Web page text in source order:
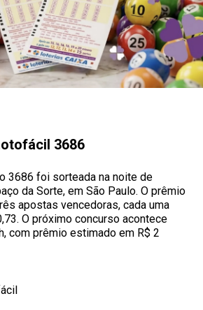
3686
3686 foi sorteada na noite de
da Sorte, em São Paulo. O prêmio
apostas vencedoras, cada uma
O próximo concurso acontece
com prêmio estimado em R$ 2